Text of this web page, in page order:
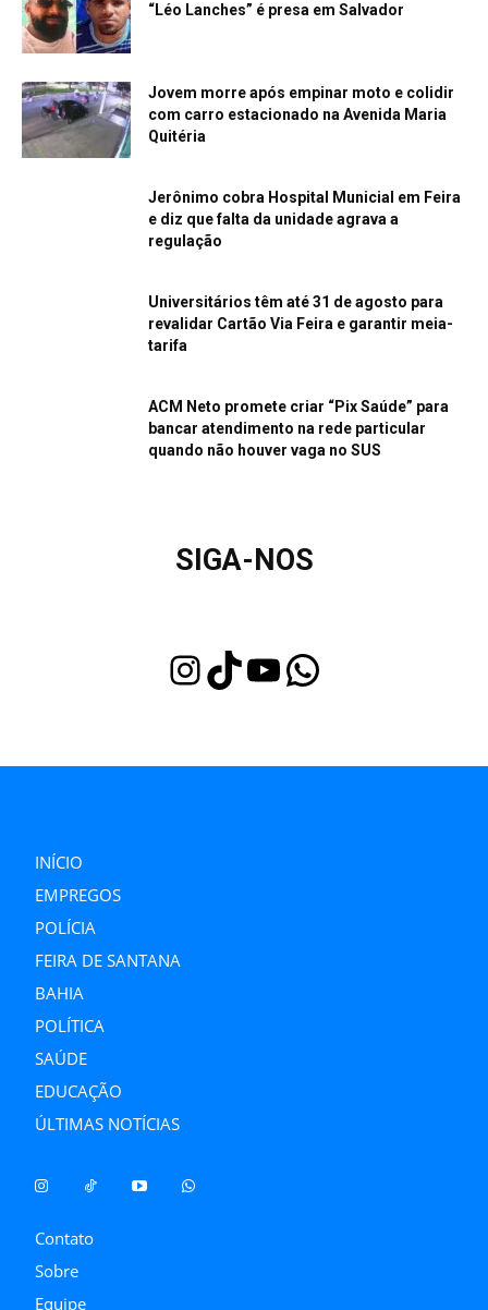
“Léo Lanches” é presa em Salvador
Jovem morre após empinar moto e colidir
com carro estacionado na Avenida Maria
Quitéria
Jerônimo cobra Hospital Municial em Feira
e diz que falta da unidade agrava a
regulação
Universitários têm até 31 de agosto para
revalidar Cartão Via Feira e garantir meia-
tarifa
ACM Neto promete criar “Pix Saúde” para
bancar atendimento na rede particular
quando não houver vaga no SUS
SIGA-NOS
InstagramTikTok Youtube WhatsApp
INÍCIO
EMPREGOS
POLÍCIA
FEIRA DE SANTANA
BAHIA
POLÍTICA
SAÚDE
EDUCAÇÃO
ÚLTIMAS NOTÍCIAS
Contato
Sobre
Equipe